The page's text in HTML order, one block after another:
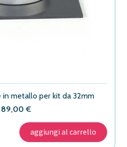
in metallo per kit da 32mm
89,00 €
aggiungi al carrello